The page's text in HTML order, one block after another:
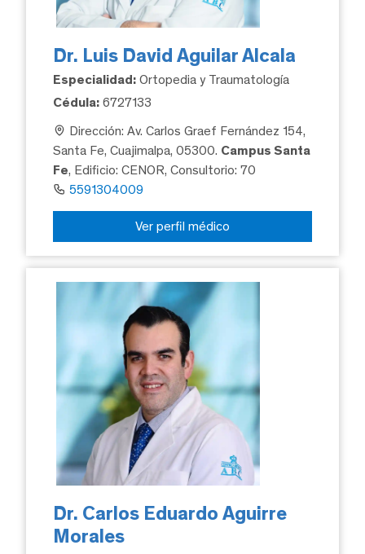
Dr. Luis David Aguilar Alcala
Especialidad: Ortopedia y Traumatología
Cédula: 6727133
Dirección: Av. Carlos Graef Fernández 154,
Santa Fe, Cuajimalpa, 05300. Campus Santa
Fe, Edificio: CENOR, Consultorio: 70
5591304009
Ver perfil médico
Dr. Carlos Eduardo Aguirre
Morales